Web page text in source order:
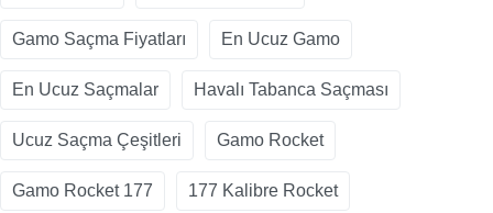
Gamo Saçma Fiyatları En Ucuz Gamo
En Ucuz Saçmalar Havalı Tabanca Saçması
Ucuz Saçma Çeşitleri Gamo Rocket
Gamo Rocket 177 177 Kalibre Rocket